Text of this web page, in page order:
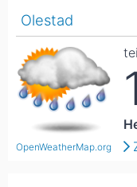
Olestad
OpenWeatherMap.org